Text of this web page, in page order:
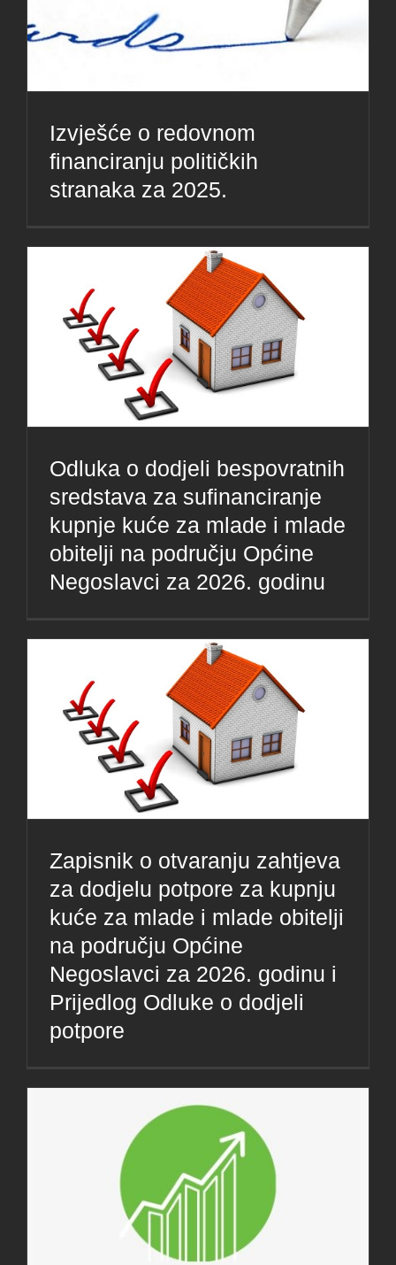
Izvješće o redovnom
financiranju političkih
stranaka za 2025.
Odluka o dodjeli bespovratnih
sredstava za sufinanciranje
kupnje kuće za mlade i mlade
obitelji na području Općine
Negoslavci za 2026. godinu
Zapisnik o otvaranju zahtjeva
za dodjelu potpore za kupnju
kuće za mlade i mlade obitelji
na području Općine
Negoslavci za 2026. godinu i
Prijedlog Odluke o dodjeli
potpore